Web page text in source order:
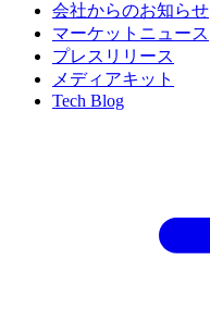
会社からのお知らせ
マーケットニュース
プレスリリース
メディアキット
Tech Blog